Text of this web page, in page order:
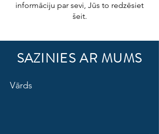
informāciju par sevi, Jūs to redzēsiet
šeit.
SAZINIES AR MUMS
Vārds